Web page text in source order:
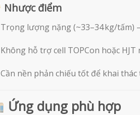
Nhược điểm
Trọng lượng nặng (~33–34 kg/tấm)
Không hỗ trợ cell TOPCon hoặc
Cần nền phản chiếu tốt để khai
Ứng dụng phù hợp